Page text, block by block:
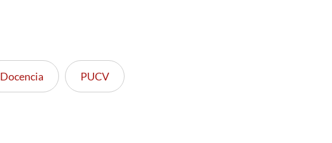
Docencia PUCV